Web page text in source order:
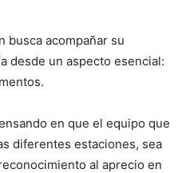
busca acompañar su
desde un aspecto esencial:
en que el equipo que
diferentes estaciones, sea
al aprecio en